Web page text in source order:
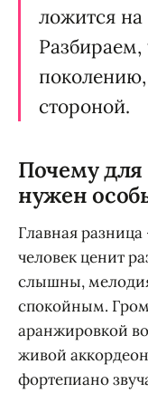
ложится на
Разбираем,
стороной.
Почему для
нужен
Главная
человек ценит
слышны,
спокойным.
аранжировкой
живой
фортепиано